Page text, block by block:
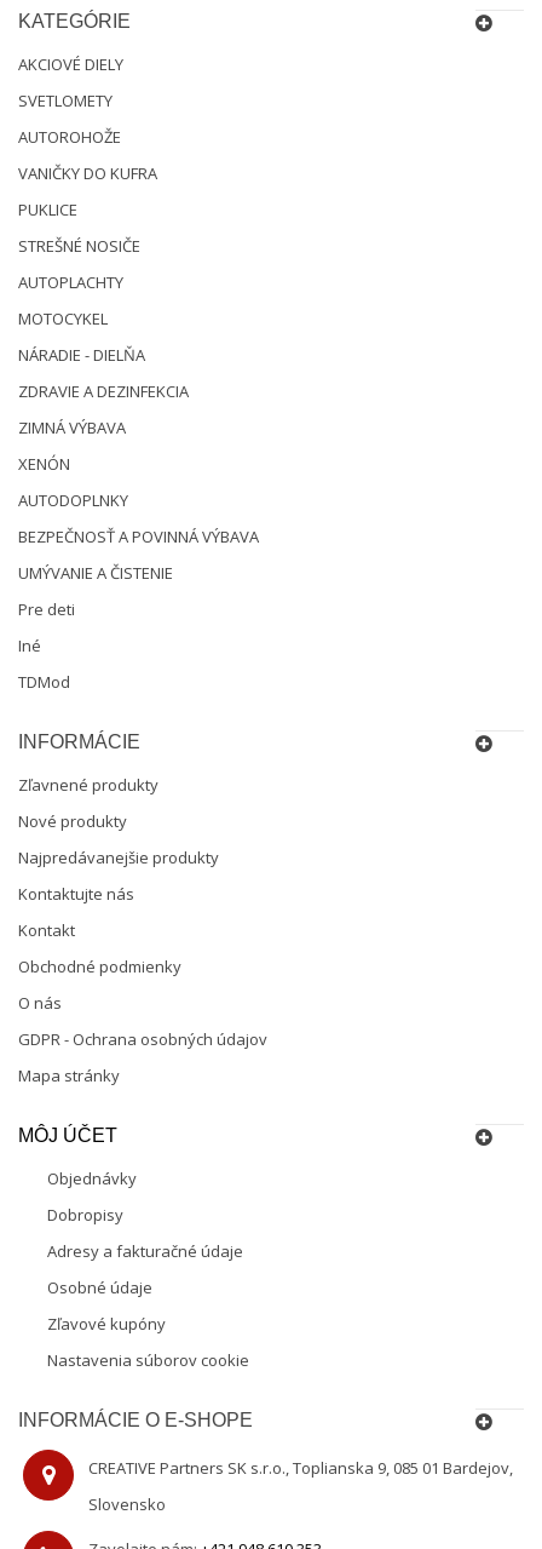
KATEGÓRIE
AKCIOVÉ DIELY
SVETLOMETY
AUTOROHOŽE
VANIČKY DO KUFRA
PUKLICE
STREŠNÉ NOSIČE
AUTOPLACHTY
MOTOCYKEL
NÁRADIE - DIELŇA
ZDRAVIE A DEZINFEKCIA
ZIMNÁ VÝBAVA
XENÓN
AUTODOPLNKY
BEZPEČNOSŤ A POVINNÁ VÝBAVA
UMÝVANIE A ČISTENIE
Pre deti
Iné
TDMod
INFORMÁCIE
Zľavnené produkty
Nové produkty
Najpredávanejšie produkty
Kontaktujte nás
Kontakt
Obchodné podmienky
O nás
GDPR - Ochrana osobných údajov
Mapa stránky
MÔJ ÚČET
Objednávky
Dobropisy
Adresy a fakturačné údaje
Osobné údaje
Zľavové kupóny
Nastavenia súborov cookie
INFORMÁCIE O E-SHOPE
CREATIVE Partners SK s.r.o., Toplianska 9, 085 01 Bardejov,
Slovensko